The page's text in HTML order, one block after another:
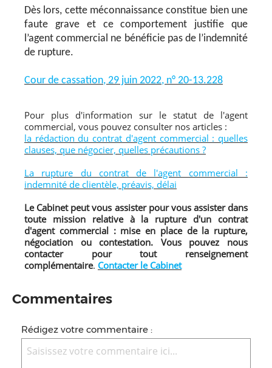
Dès lors, cette méconnaissance constitue bien une
faute grave et ce comportement justifie que
l’agent commercial ne bénéficie pas de l’indemnité
de rupture.
Cour de cassation, 29 juin 2022, n° 20-13.228
Pour plus d'information sur le statut de l'agent
commercial, vous pouvez consulter nos articles :
la rédaction du contrat d'agent commercial : quelles
clauses, que négocier, quelles précautions ?
La rupture du contrat de l'agent commercial :
indemnité de clientèle, préavis, délai
Le Cabinet peut vous assister pour vous assister dans
toute mission relative à la rupture d'un contrat
d'agent commercial : mise en place de la rupture,
négociation ou contestation. Vous pouvez nous
contacter pour tout renseignement
complémentaire. Contacter le Cabinet
Commentaires
Rédigez votre commentaire :